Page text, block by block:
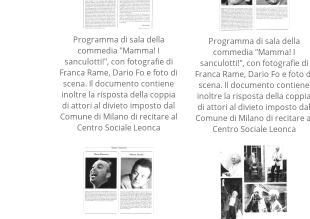
Programma di sala della
commedia "Mamma! I
sanculotti!", con fotografie di
Franca Rame, Dario Fo e foto di
scena. Il documento contiene
inoltre la risposta della coppia
di attori al divieto imposto dal
Comune di Milano di recitare al
Centro Sociale Leonca
Programma di sala della
commedia "Mamma! I
sanculotti!", con fotografie di
Franca Rame, Dario Fo e foto
scena. Il documento contiene
inoltre la risposta della coppia
di attori al divieto imposto dal
Comune di Milano di recitare
Centro Sociale Leonca